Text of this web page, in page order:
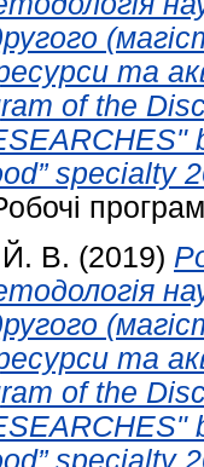
та
of the
specialty
Й. В. (2019)
та
of the
specialty